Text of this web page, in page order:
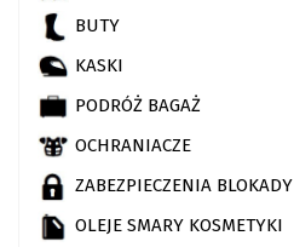
BUTY
KASKI
PODRÓŻ BAGAŻ
OCHRANIACZE
ZABEZPIECZENIA BLOKADY
OLEJE SMARY KOSMETYKI